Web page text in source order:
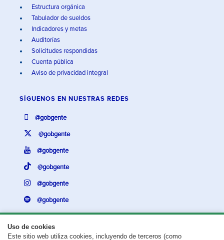
Uso de cookies
Este sitio web utiliza cookies, incluyendo de terceros (como
Estructura orgánica
Tabulador de sueldos
Indicadores y metas
Auditorías
Solicitudes respondidas
Cuenta pública
Aviso de privacidad integral
SÍGUENOS EN NUESTRAS REDES
@gobgente
@gobgente
@gobgente
@gobgente
@gobgente
@gobgente
¿Existe algún problema con esta página?Repórtalo aquí.